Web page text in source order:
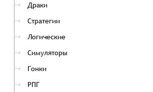
Драки
Стратегии
Логические
Симуляторы
Гонки
РПГ